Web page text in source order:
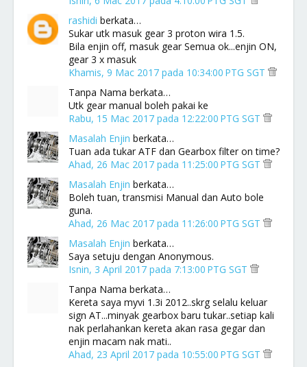
rashidi berkata…
Sukar utk masuk gear 3 proton wira 1.5.
Bila enjin off, masuk gear Semua ok...enjin ON,
gear 3 x masuk
Khamis, 9 Mac 2017 pada 10:34:00 PTG SGT
Tanpa Nama berkata…
Utk gear manual boleh pakai ke
Rabu, 15 Mac 2017 pada 12:22:00 PTG SGT
Masalah Enjin berkata…
Tuan ada tukar ATF dan Gearbox filter on time?
Ahad, 26 Mac 2017 pada 11:25:00 PTG SGT
Masalah Enjin berkata…
Boleh tuan, transmisi Manual dan Auto bole
guna.
Ahad, 26 Mac 2017 pada 11:26:00 PTG SGT
Masalah Enjin berkata…
Saya setuju dengan Anonymous.
Isnin, 3 April 2017 pada 7:13:00 PTG SGT
Tanpa Nama berkata…
Kereta saya myvi 1.3i 2012..skrg selalu keluar
sign AT...minyak gearbox baru tukar..setiap kali
nak perlahankan kereta akan rasa gegar dan
enjin macam nak mati..
Ahad, 23 April 2017 pada 10:55:00 PTG SGT